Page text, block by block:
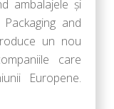
ambalajele și
and
un nou
care
Europene.